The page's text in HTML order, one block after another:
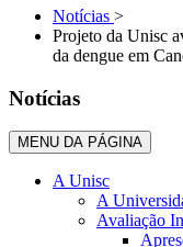
Notícias >
Projeto da Unisc
da dengue em
Notícias
MENU DA PÁGINA
A Unisc
A
Avaliação